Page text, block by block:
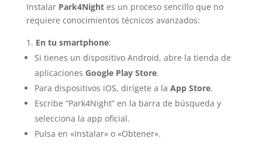
Instalar Park4Nightes un proceso sencillo que no
requiere conocimientos técnicos avanzados:
En tu smartphone:
Si tienes un dispositivo Android, abre la tienda de
aplicaciones Google Play Store.
Para dispositivos iOS, dirígete a la App Store.
Escribe “Park4Night” en la barra de búsqueda y
selecciona la app oficial.
Pulsa en «Instalar» o «Obtener».